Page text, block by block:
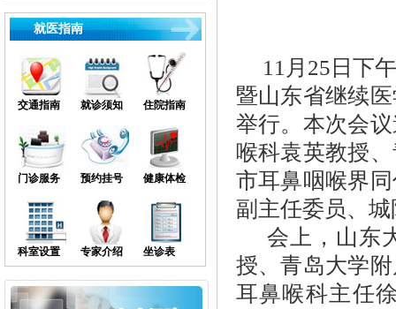
就医指南
交通指南 就诊须知 住院指南
门诊服务 预约挂号 健康体检
科室设置 专家介绍 坐诊表
11月25日下午
暨山东省继续
举行。本次会
喉科袁英教授
市耳鼻咽喉界
副主任委员、
会上，山东
授、青岛大学
耳鼻喉科主任